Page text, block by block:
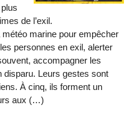
de l’exil.
marine pour empêcher
personnes en exil, alerter
accompagner les
disparu. Leurs gestes sont
À cinq, ils forment un
aux (…)